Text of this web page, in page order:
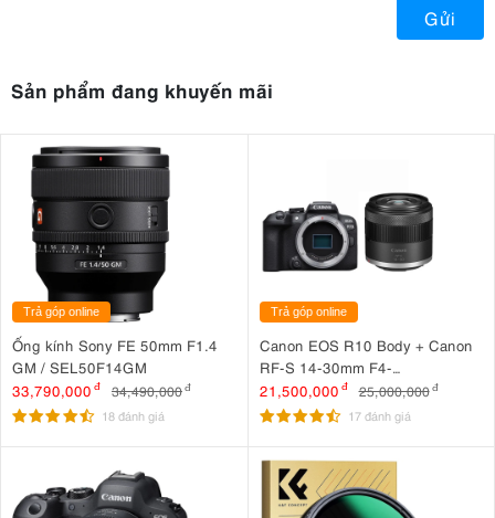
Gửi
Sản phẩm đang khuyến mãi
Trả góp online
Ống kính Sony FE 50mm F1.4
GM / SEL50F14GM
33,790,000 đ 34,490,000đ
18 đánh giá
Trả góp online
Canon EOS R10 Body + Canon
RF-S 14-30mm F4-
6.3 IS STM PZ
21,500,000 đ 25,000,000 đ
17 đánh giá